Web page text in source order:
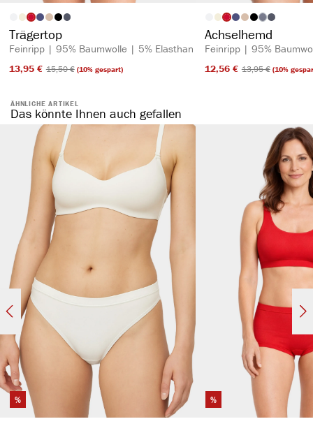
Artikelfarbeauswählen
Trägertop
Feinripp | 95% Baumwolle | 5% Elasthan
13,95 €​ 15,50 €​(10% gespart)
Artikelfarbe(Diese Option
Achselhemd
Feinripp | 95%
12,56 €​ 13,95 €​(10%
ÄHNLICHE ARTIKEL
Das könnte Ihnen auch gefallen
% %